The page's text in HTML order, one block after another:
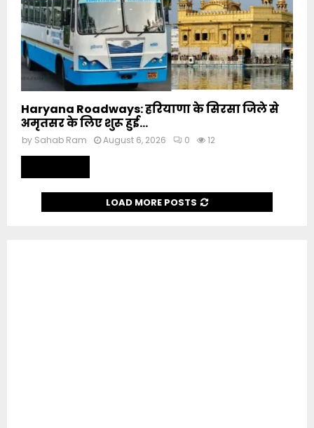
Haryana Roadways: हरियाणा के सिरसा जिले से
अमृतसर के लिए शुरू हुई...
by Sahab Ram August 6, 2026 0 12
LOAD MORE POSTS